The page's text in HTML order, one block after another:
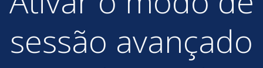
sessão avançado